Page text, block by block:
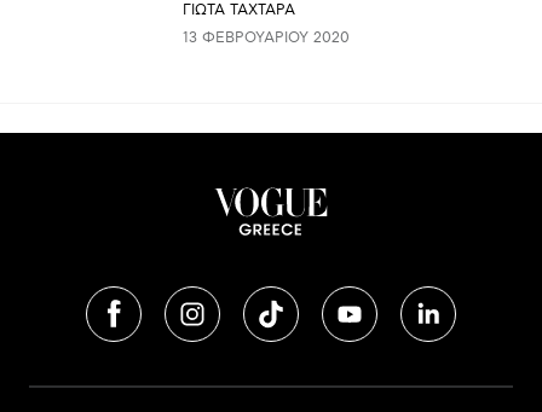
ΓΙΩΤΑ ΤΑΧΤΑΡΑ
13 ΦΕΒΡΟΥΑΡΊΟΥ 2020